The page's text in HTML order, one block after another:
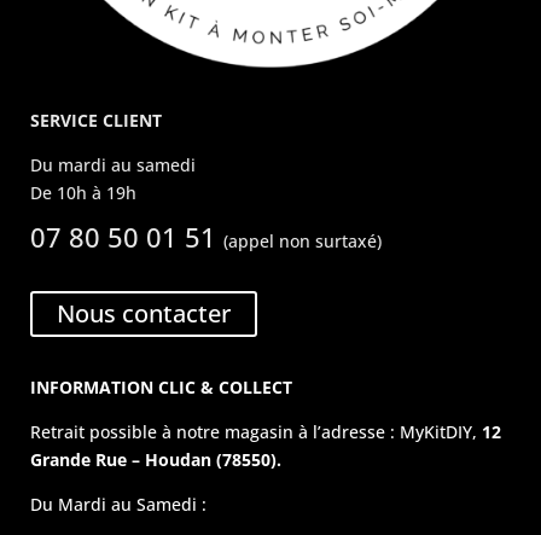
SERVICE CLIENT
Du mardi au samedi
De 10h à 19h
07 80 50 01 51(appel non surtaxé)
Nous contacter
INFORMATION CLIC & COLLECT
Retrait possible à notre magasin à l’adresse : MyKitDIY, 12
Grande Rue – Houdan (78550).
Du Mardi au Samedi :